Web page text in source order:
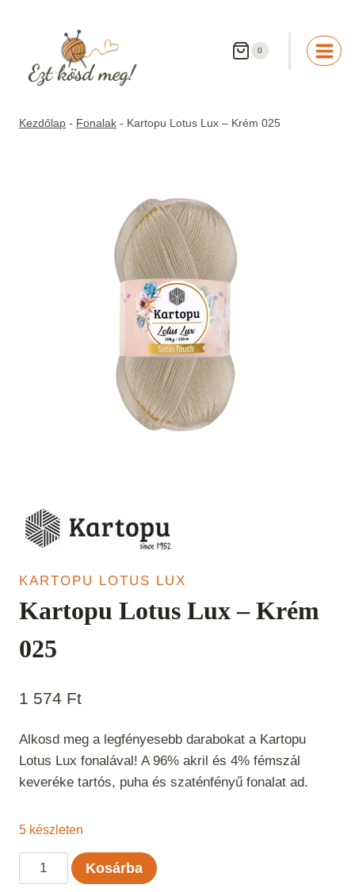
0
Kezdőlap - Fonalak - Kartopu Lotus Lux – Krém 025
KARTOPU LOTUS LUX
Kartopu Lotus Lux – Krém
025
1 574 Ft
Alkosd meg a legfényesebb darabokat a Kartopu
Lotus Lux fonalával! A 96% akril és 4% fémszál
keveréke tartós, puha és szaténfényű fonalat ad.
5 készleten
Kartopu
Lotus
Kosárba